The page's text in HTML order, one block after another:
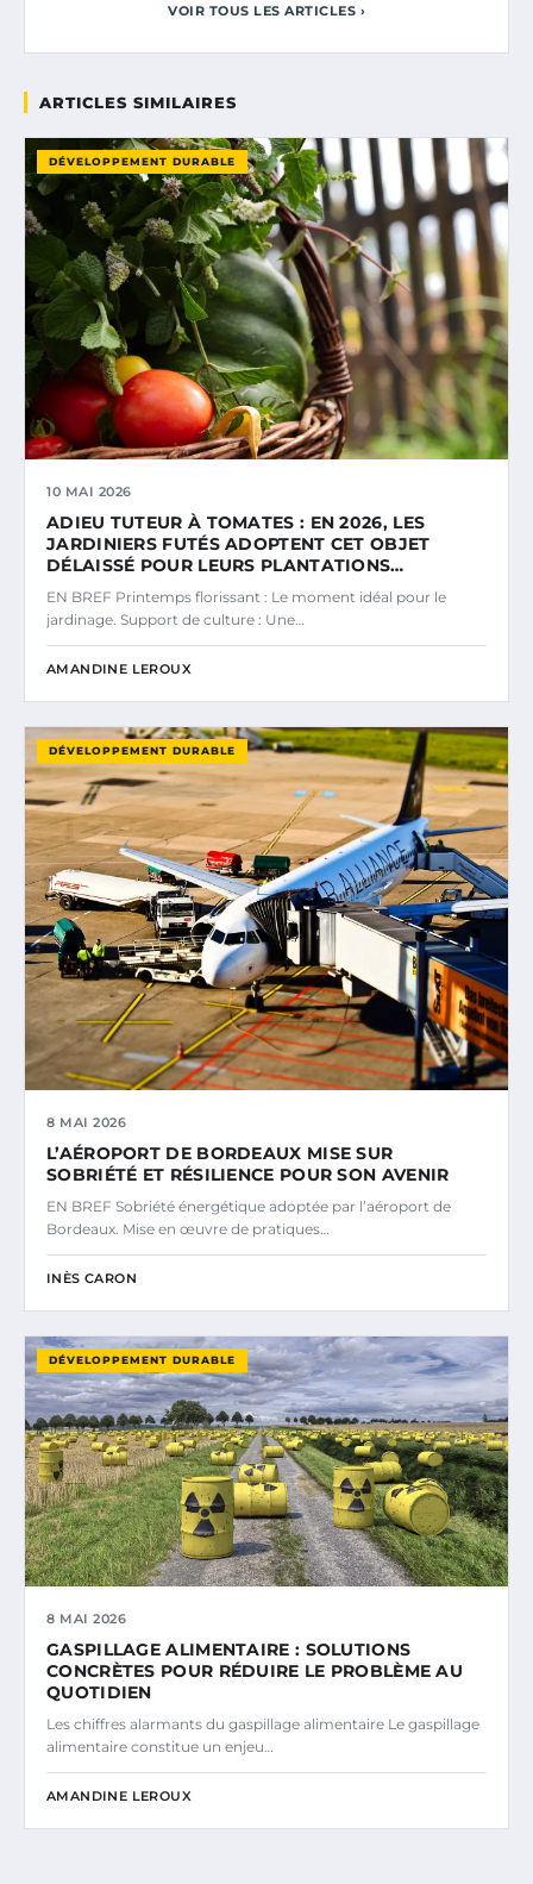
VOIR TOUS LES ARTICLES ›
ARTICLES SIMILAIRES
DÉVELOPPEMENT DURABLE
10 MAI 2026
ADIEU TUTEUR À TOMATES : EN 2026, LES
JARDINIERS FUTÉS ADOPTENT CET OBJET
DÉLAISSÉ POUR LEURS PLANTATIONS…
EN BREF Printemps florissant : Le moment idéal pour le
jardinage. Support de culture : Une…
AMANDINE LEROUX
DÉVELOPPEMENT DURABLE
8 MAI 2026
L’AÉROPORT DE BORDEAUX MISE SUR
SOBRIÉTÉ ET RÉSILIENCE POUR SON AVENIR
EN BREF Sobriété énergétique adoptée par l’aéroport de
Bordeaux. Mise en œuvre de pratiques…
INÈS CARON
DÉVELOPPEMENT DURABLE
8 MAI 2026
GASPILLAGE ALIMENTAIRE : SOLUTIONS
CONCRÈTES POUR RÉDUIRE LE PROBLÈME AU
QUOTIDIEN
Les chiffres alarmants du gaspillage alimentaire Le gaspillage
alimentaire constitue un enjeu…
AMANDINE LEROUX